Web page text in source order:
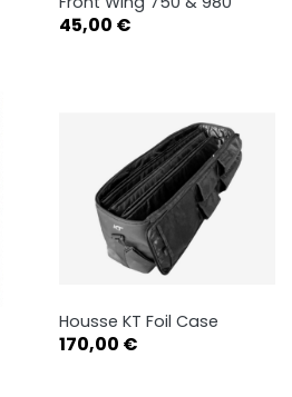
Prix
45,00 €
Housse KT Foil Case
Prix
170,00 €